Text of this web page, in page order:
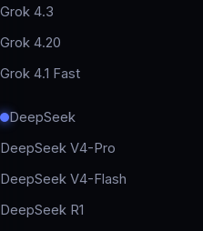
Grok 4.3
Grok 4.20
Grok 4.1 Fast
DeepSeek
DeepSeek V4-Pro
DeepSeek V4-Flash
DeepSeek R1